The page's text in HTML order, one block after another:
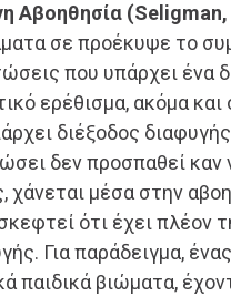
Αβοηθησία (Seligman,
σε προέκυψε το
που υπάρχει ένα
ερέθισμα, ακόμα και
διέξοδος
δεν προσπαθεί καν
χάνεται μέσα στην
ότι έχει πλέον
Για παράδειγμα,
παιδικά βιώματα,